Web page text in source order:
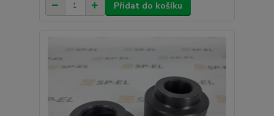
Přidat do košíku